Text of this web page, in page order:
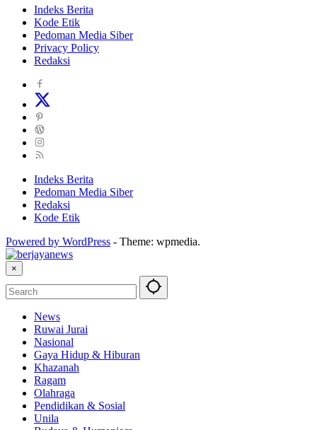
Indeks Berita
Kode Etik
Pedoman Media Siber
Privacy Policy
Redaksi
Indeks Berita
Pedoman Media Siber
Redaksi
Kode Etik
Powered by WordPress - Theme: wpmedia.
×
News
Ruwai Jurai
Nasional
Gaya Hidup & Hiburan
Khazanah
Ragam
Olahraga
Pendidikan & Sosial
Unila